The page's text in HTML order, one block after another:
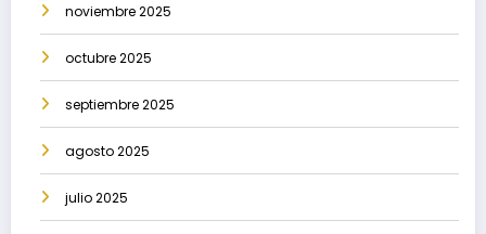
noviembre 2025
octubre 2025
septiembre 2025
agosto 2025
julio 2025